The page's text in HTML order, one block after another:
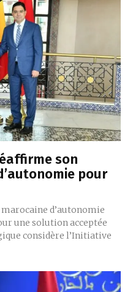
son
pour
d’autonomie
une solution acceptée
considère l’Initiative